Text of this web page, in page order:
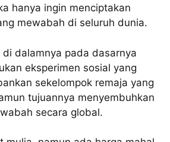
hanya ingin menciptakan
mewabah di seluruh dunia.
dalamnya pada dasarnya
eksperimen sosial yang
sekelompok remaja yang
tujuannya menyembuhkan
secara global.